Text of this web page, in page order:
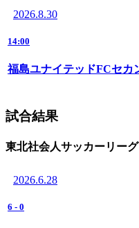
2026.8.30
14:00
福島ユナイテッドFCセカ
試合結果
東北社会人サッカーリー
2026.6.28
6 - 0